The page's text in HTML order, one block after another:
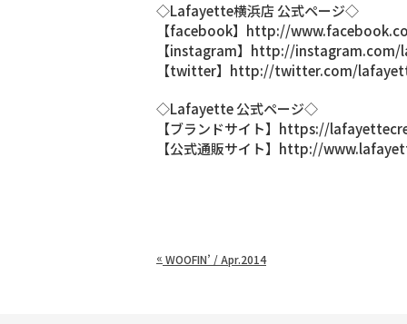
◇Lafayette横浜店 公式ページ◇
【facebook】http://
【instagram】http://
【twitter】http://twitter.com/
◇Lafayette 公式ページ◇
【ブランドサイト】https://
【公式通販サイト】http://
« WOOFIN’ / Apr.2014